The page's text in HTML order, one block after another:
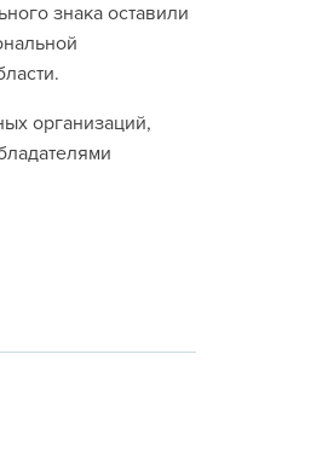
знака оставили
организаций,